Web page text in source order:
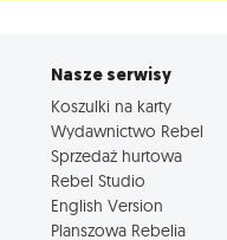
Nasze serwisy
Koszulki na karty
Wydawnictwo Rebel
Sprzedaż hurtowa
Rebel Studio
English Version
Planszowa Rebelia